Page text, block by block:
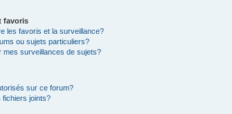
favoris
les favoris et la surveillance?
ou sujets particuliers?
mes surveillances de sujets?
sur ce forum?
fichiers joints?